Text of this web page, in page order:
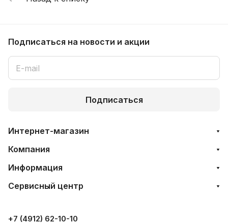
Подписаться на новости и акции
Подписаться
Интернет-магазин
Компания
Информация
Сервисный центр
+7 (4912) 62-10-10